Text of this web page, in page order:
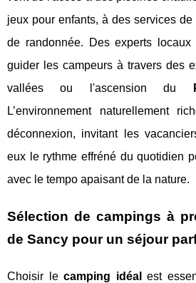
jeux pour enfants, à des services de
de randonnée. Des experts locaux
guider les campeurs à travers des
vallées ou l'ascension du
L’environnement naturellement
déconnexion, invitant les
eux le rythme effréné du quotidien
avec le tempo apaisant de la nature.
Sélection de campings à
de Sancy pour un séjour
Choisir lecamping idéal
est